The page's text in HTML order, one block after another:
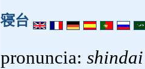
寝台
pronuncia: shindai